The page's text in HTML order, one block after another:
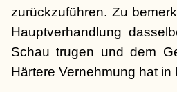
zurückzuführen. Zu
Hauptverhandlung
Schau trugen und dem
Härtere Vernehmung hat